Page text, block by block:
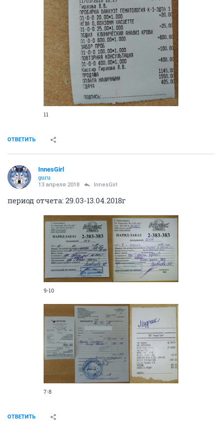
11
ОТВЕТИТЬ
InnesGirl
guru
13 апреля 2018 InnesGirl
период отчета: 29.03-13.04.2018г
9-10
7-8
ОТВЕТИТЬ